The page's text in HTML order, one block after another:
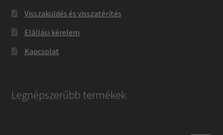
Visszaküldés és visszatérítés
Elállási kérelem
Kapcsolat
Legnépszerűbb termékek